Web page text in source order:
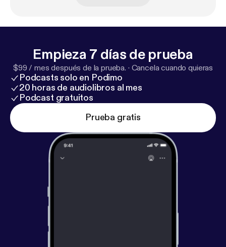
Empieza 7 días de prueba
$99 / mes después de la prueba. · Cancela cuando quieras
Podcasts solo en Podimo
20 horas de audiolibros al mes
Podcast gratuitos
Prueba gratis